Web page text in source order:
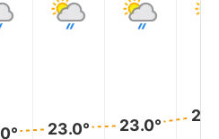
23.0° 23.0°